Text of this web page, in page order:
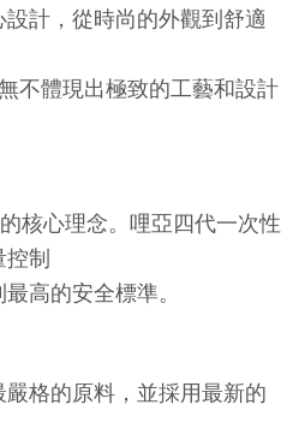
計，從時尚的外觀到舒適
不體現出極致的工藝和設計
的核心理念。哩亞四代一次性
控制
高的安全標準。
格的原料，並採用最新的